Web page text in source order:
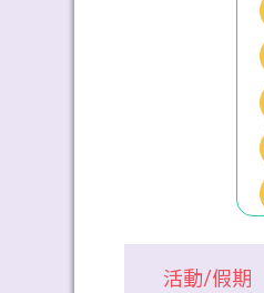
活動/假期